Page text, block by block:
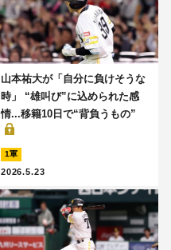
山本祐大が「自分に負けそうな
時」 “雄叫び”に込められた感
情...移籍10日で“背負うもの”
1軍
2026.5.23